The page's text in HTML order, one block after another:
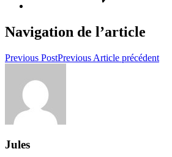
Navigation de l’article
Previous PostPrevious Article précédent
Jules